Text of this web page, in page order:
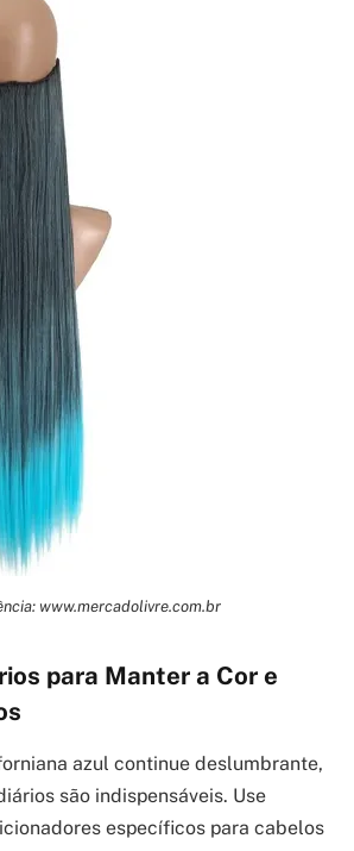
www.mercadolivre.com.br
para Manter a Cor e
azul continue deslumbrante,
são indispensáveis. Use
específicos para cabelos